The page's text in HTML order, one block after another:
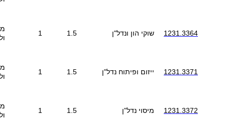
1231.3364 שוקי הון ונדל"ן 1.5
1
1231.3371 ייזום ופיתוח נדל"ן 1.5
1
1231.3372 מיסוי נדל"ן 1.5
1